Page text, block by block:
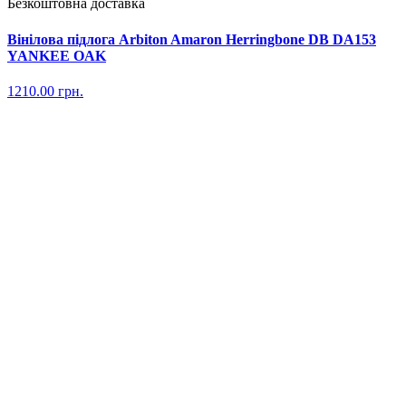
Безкоштовна доставка
Вінілова підлога Arbiton Amaron Herringbone DB DA153
YANKEE OAK
1210.00 грн.